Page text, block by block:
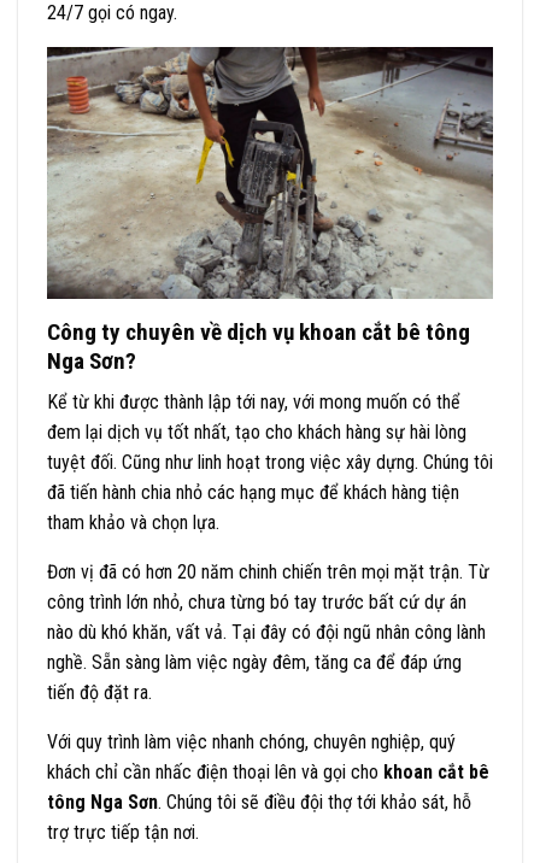
24/7 gọi có ngay.
Công ty chuyên về dịch vụ khoan cắt bê tông
Nga Sơn?
Kể từ khi được thành lập tới nay, với mong muốn có thể
đem lại dịch vụ tốt nhất, tạo cho khách hàng sự hài lòng
tuyệt đối. Cũng như linh hoạt trong việc xây dựng. Chúng tôi
đã tiến hành chia nhỏ các hạng mục để khách hàng tiện
tham khảo và chọn lựa.
Đơn vị đã có hơn 20 năm chinh chiến trên mọi mặt trận. Từ
công trình lớn nhỏ, chưa từng bó tay trước bất cứ dự án
nào dù khó khăn, vất vả. Tại đây có đội ngũ nhân công lành
nghề. Sẵn sàng làm việc ngày đêm, tăng ca để đáp ứng
tiến độ đặt ra.
Với quy trình làm việc nhanh chóng, chuyên nghiệp, quý
khách chỉ cần nhấc điện thoại lên và gọi cho khoan cắt bê
tông Nga Sơn. Chúng tôi sẽ điều đội thợ tới khảo sát, hỗ
trợ trực tiếp tận nơi.